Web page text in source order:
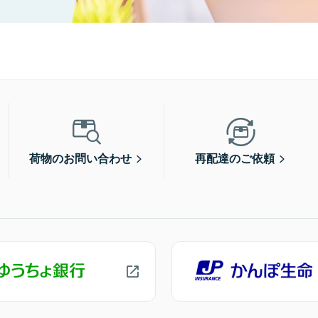
荷物のお問い合わせ 再配達のご依頼